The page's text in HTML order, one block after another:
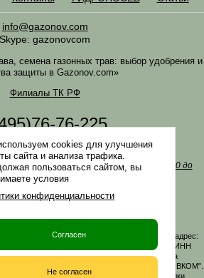
info@gazonov.com
Skype: gazonovcom
семена газонных трав: выбор удобрения и
защиты в Gazonov.com»
Филиалы ТК РФ
76-225
76-335
почтаinfo@gazonov.com
с 10:00 до 18:00, пятница - с 10:00 до
17:00
Наши награды и письма
конфиденциальности
обратный звонок
«ГАЗОНОВКОМ» Юридический адрес:
ш., д. 100, стр. 2, этаж 01, помещение 3106 ИНН
ОГРН 1167746161219. Все материалы сайта
правом и принадлежат ООО "ГАЗОНОВКОМ".
материалов сайта без активной гиперссылки
cookies для улучшения
сайта и анализа трафика.
пользоваться сайтом, вы
условия
конфиденциальности
Согласен
Не согласен